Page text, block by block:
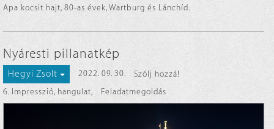
Apa kocsit hajt, 80-as évek, Wartburg és Lánchíd.
Nyáresti pillanatkép
Hegyi Zsolt 2022. 09. 30.
Szólj hozzá!
6. Impresszió, hangulat, Feladatmegoldás